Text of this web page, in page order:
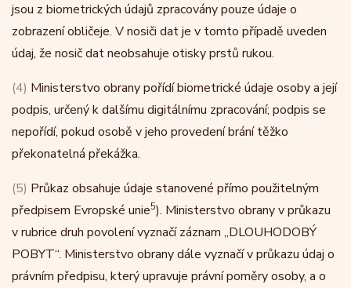
jsou z biometrických údajů zpracovány pouze údaje o
zobrazení obličeje. V nosiči dat je v tomto případě uveden
údaj, že nosič dat neobsahuje otisky prstů rukou.
(4) Ministerstvo obrany pořídí biometrické údaje osoby a její
podpis, určený k dalšímu digitálnímu zpracování; podpis se
nepořídí, pokud osobě v jeho provedení brání těžko
překonatelná překážka.
(5) Průkaz obsahuje údaje stanovené přímo použitelným
předpisem Evropské unie5). Ministerstvo obrany v průkazu
v rubrice druh povolení vyznačí záznam „DLOUHODOBÝ
POBYT“. Ministerstvo obrany dále vyznačí v průkazu údaj o
právním předpisu, který upravuje právní poměry osoby, a o